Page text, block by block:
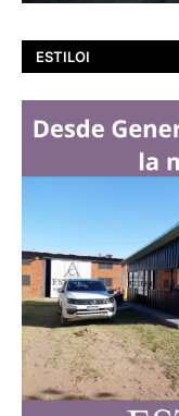
ESTILOI